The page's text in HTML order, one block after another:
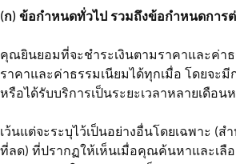
(ก) ข้อกำหนดทั่วไป รวมถึงข้อกำหนดการ
คุณยินยอมที่จะชำระเงินตามราคาและค่า
ราคาและค่าธรรมเนียมได้ทุกเมื่อ โดยจะ
หรือได้รับบริการเป็นระยะเวลาหลายเดือ
เว้นแต่จะระบุไว้เป็นอย่างอื่นโดยเฉพาะ (
ที่ลด) ที่ปรากฏให้เห็นเมื่อคุณค้นหาและเลื